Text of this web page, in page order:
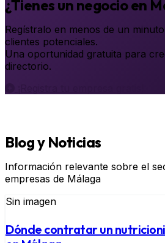
¿Tienes un negocio en
Regístralo en menos de un
clientes potenciales.
Una oportunidad gratuita para
directorio.
Blog y Noticias
Información relevante sobre el
empresas de Málaga
Sin imagen
Dónde contratar un